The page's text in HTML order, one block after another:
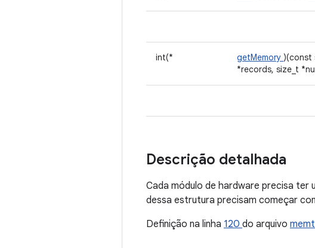
int(* getMemory )(const
*records, size_t
Descrição detalhada
Cada módulo de hardware precisa ter
dessa estrutura precisam começar
Definição na linha 120 do arquivo